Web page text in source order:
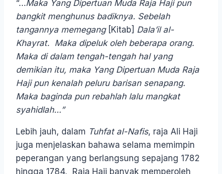
“…Maka Yang Dipertuan Muda Raja Haji pun
bangkit menghunus badiknya. Sebelah
tangannya memegang [Kitab] Dala’il al-
Khayrat. Maka dipeluk oleh beberapa orang.
Maka di dalam tengah-tengah hal yang
demikian itu, maka Yang Dipertuan Muda Raja
Haji pun kenalah peluru barisan senapang.
Maka baginda pun rebahlah lalu mangkat
syahidlah…”
Lebih jauh, dalam Tuhfat al-Nafis, raja Ali Haji
juga menjelaskan bahawa selama memimpin
peperangan yang berlangsung sepajang 1782
hingga 1784, Raja Haji banyak memperoleh